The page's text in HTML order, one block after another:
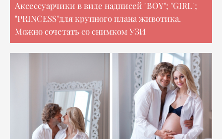
Аксессуарчики в виде надписей "BOY"; "GIRL";
"PRINCESS"для крупного плана животика.
Можно сочетать со снимком УЗИ